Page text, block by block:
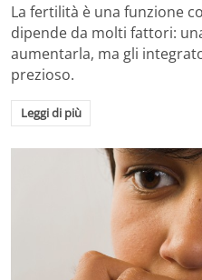
La fertilità è una funzione
dipende da molti fattori:
aumentarla, ma gli
prezioso.
Leggi di più